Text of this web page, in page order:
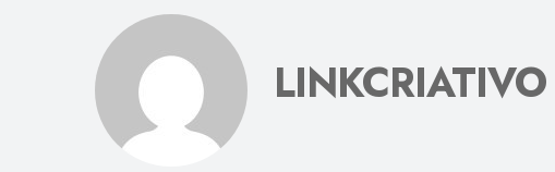
LINKCRIATIVO